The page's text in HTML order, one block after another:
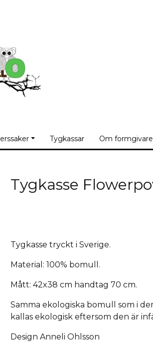
Tygkassar Om
Tygkasse
Tygkasse tryckt i Sverige.
Material: 100% bomull.
Mått: 42x38 cm handtag 70 cm.
Samma ekologiska bomull som i
kallas ekologisk eftersom den är
Design Anneli Ohlsson